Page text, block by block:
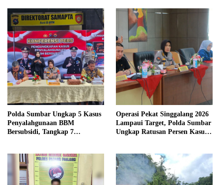
Polda Sumbar Ungkap 5 Kasus
Penyalahgunaan BBM
Bersubsidi, Tangkap 7
Operasi Pekat Singgalang 2026
Lampaui Target, Polda Sumbar
Ungkap Ratusan Persen Kasus